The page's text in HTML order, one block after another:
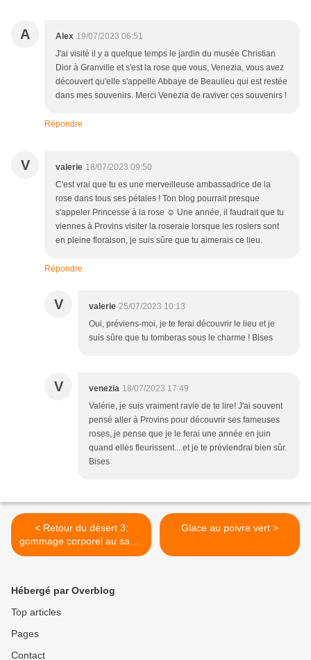
A Alex 19/07/2023 06:51
J'ai visité il y a quelque temps le jardin du musée Christian
Dior à Granville et s'est la rose que vous, Venezia, vous avez
découvert qu'elle s'appelle Abbaye de Beaulieu qui est restée
dans mes souvenirs. Merci Venezia de raviver ces souvenirs !
Répondre
V valerie 18/07/2023 09:50
C'est vrai que tu es une merveilleuse ambassadrice de la
rose dans tous ses pétales ! Ton blog pourrait presque
s'appeler Princesse à la rose ☺ Une année, il faudrait que tu
viennes à Provins visiter la roseraie lorsque les rosiers sont
en pleine floraison, je suis sûre que tu aimerais ce lieu.
Répondre
V valerie 25/07/2023 10:13
Oui, préviens-moi, je te ferai découvrir le lieu et je
suis sûre que tu tomberas sous le charme ! Bises
V venezia 18/07/2023 17:49
Valérie, je suis vraiment ravie de te lire! J'ai souvent
pensé aller à Provins pour découvrir ses fameuses
roses, je pense que je le ferai une année en juin
quand elles fleurissent... et je te préviendrai bien sûr.
Bises
< Retour du désert 3:
gommage corporel au sable
du grand Erg
Glace au poivre vert >
Hébergé par Overblog
Top articles
Pages
Contact